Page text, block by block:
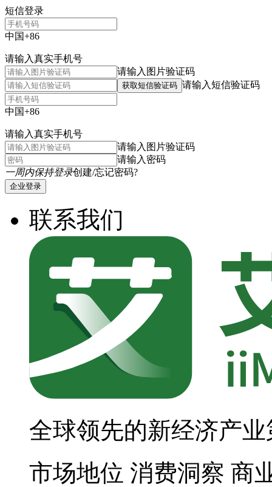
短信登录
中国+86
请输入真实手机号
请输入图片验证码
获取短信验证码 请输入短信验证码
中国+86
请输入真实手机号
请输入图片验证码
请输入密码
一周内保持登录创建/忘记密码?
企业登录
联系我们
全球领先的新经济产
市场地位 消费洞察 商